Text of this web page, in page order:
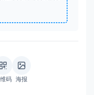
码 海报